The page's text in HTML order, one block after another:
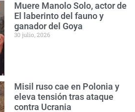
Muere Manolo Solo, actor de
El laberinto del fauno y
ganador del Goya
30 julio, 2026
Misil ruso cae en Polonia y
eleva tensión tras ataque
contra Ucrania